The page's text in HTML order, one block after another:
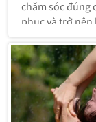
chăm sóc đúng
phục và trở nên